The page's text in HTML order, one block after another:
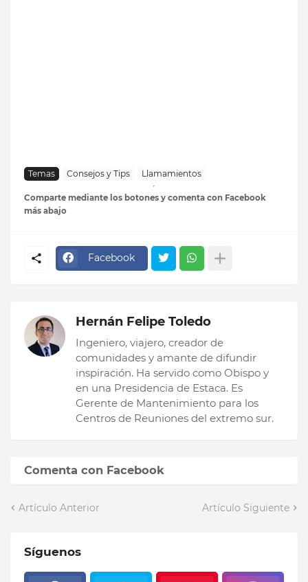
Temas Consejos y Tips Llamamientos
Comparte mediante los botones y comenta con Facebook
más abajo
Facebook
Hernán Felipe Toledo
Ingeniero, viajero, creador de
comunidades y amante de difundir
inspiración. Ha servido como Obispo y
en una Presidencia de Estaca. Es
Gerente de Mantenimiento para los
Centros de Reuniones del extremo sur.
Comenta con Facebook
Artículo Anterior Artículo Siguiente
Síguenos